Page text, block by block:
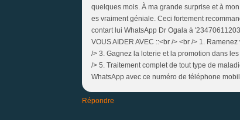
quelques mois. À ma grande surprise et à
es vraiment géniale. Ceci fortement
contart lui WhatsApp Dr Ogala à
VOUS AIDER AVEC ::<br /> <br /> 1.
/> 3. Gagnez la loterie et la promotion dans
/> 5. Traitement complet de tout type de
WhatsApp avec ce numéro de téléphone
Répondre